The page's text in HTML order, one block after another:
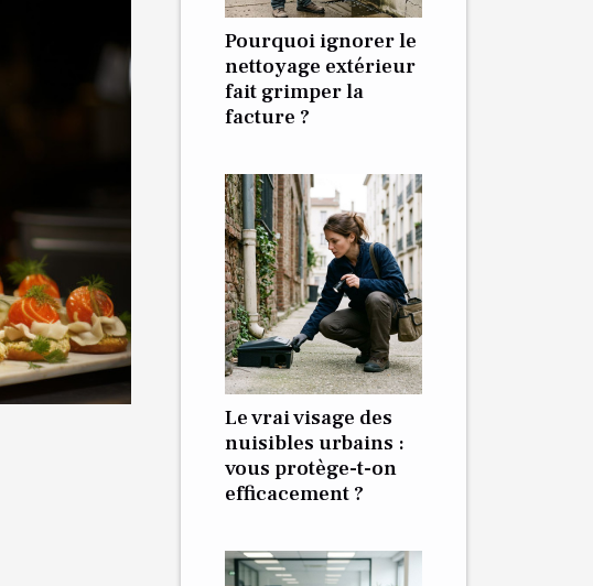
Pourquoi ignorer le
nettoyage extérieur
fait grimper la
facture ?
Le vrai visage des
nuisibles urbains :
vous protège-t-on
efficacement ?